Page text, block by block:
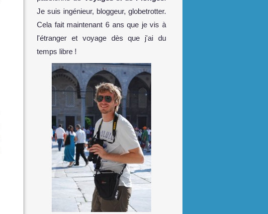
Je suis ingénieur, bloggeur, globetrotter.
Cela fait maintenant 6 ans que je vis à
l'étranger et voyage dès que j'ai du
temps libre !